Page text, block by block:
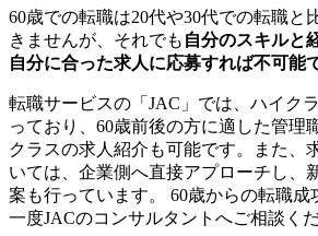
60歳での転職は20代や30代での転職と
きませんが、それでも 自分のスキルと
自分に合った求人に応募すれば不可能
転職サービスの「JAC」では、ハイク
っており、60歳前後の方に適した管理
クラスの求人紹介も可能です。また、
いては、企業側へ直接アプローチし、
案も行っています。 60歳からの転職成
一度JACのコンサルタントへご相談くだ